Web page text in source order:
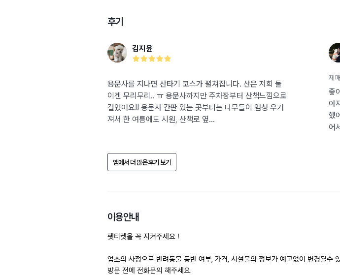
후기
김지윤
용문사를 지나면 산타기 코스가 펼쳐집니다. 산은 저희 둘
이겐 무리무리.. ㅠ 용문사까지만 주차장부터 산책느낌으로
걸었어요!! 용문사 간판 있는 곳부터는 나무들이 엄청 우거
져서 한 여름에도 시원, 산책로 옆...
제
좋
아
했
어
앱에서 더 많은 후기 보기
이용안내
펫티켓을 꼭 지켜주세요 !
업소의 사정으로 반려동물 동반 여부, 가격, 시설물의 정보가 예고없이 변경될수
방문 전에 전화문의 해주세요.